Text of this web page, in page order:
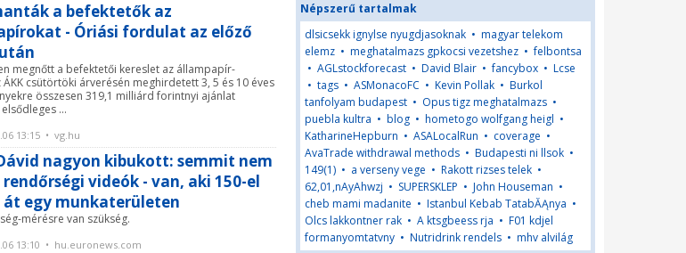
a befektetők az
- Óriási fordulat az előző
megnőtt a befektetői kereslet az állampapír-
ÁKK csütörtöki árverésén meghirdetett 3, 5 és 10 éves
összesen 319,1 milliárd forintnyi ajánlat
...
13:15 • vg.hu
nagyon kibukott: semmit nem
rendőrségi videók - van, aki 150-el
egy munkaterületen
mérésre van szükség.
13:10 • hu.euronews.com
Népszerű tartalmak
dlsicsekk ignylse nyugdjasoknak • magyar telekom
elemz • meghatalmazs gpkocsi vezetshez •felbontsa
• AGLstockforecast • David Blair •fancybox • Lcse
• tags • ASMonacoFC • Kevin Pollak • Burkol
tanfolyam budapest • Opus tigz meghatalmazs •
puebla kultra • blog • hometogo wolfgang heigl •
KatharineHepburn • ASALocalRun • coverage •
AvaTrade withdrawal methods • Budapesti ni llsok •
149(1) • a verseny vege • Rakott rizses telek •
62,01,nAyAhwzj • SUPERSKLEP • John Houseman •
cheb mami madanite • Istanbul Kebab TatabĂĄnya •
Olcs lakkontner rak • A ktsgbeess rja • F01 kdjel
formanyomtatvny • Nutridrink rendels • mhv alvilág